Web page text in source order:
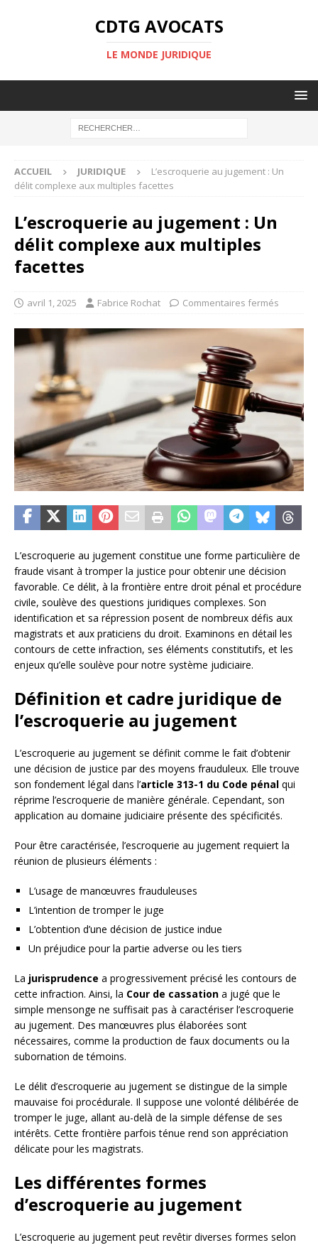
CDTG AVOCATS
LE MONDE JURIDIQUE
ACCUEIL JURIDIQUE
L’escroquerie au jugement : Un
délit complexe aux multiples facettes
L’escroquerie au jugement : Un
délit complexe aux multiples
facettes
avril 1, 2025 Fabrice Rochat Commentaires fermés
L’escroquerie au jugement constitue une forme particulière de
fraude visant à tromper la justice pour obtenir une décision
favorable. Ce délit, à la frontière entre droit pénal et procédure
civile, soulève des questions juridiques complexes. Son
identification et sa répression posent de nombreux défis aux
magistrats et aux praticiens du droit. Examinons en détail les
contours de cette infraction, ses éléments constitutifs, et les
enjeux qu’elle soulève pour notre système judiciaire.
Définition et cadre juridique de
l’escroquerie au jugement
L’escroquerie au jugement se définit comme le fait d’obtenir
une décision de justice par des moyens frauduleux. Elle trouve
son fondement légal dans l’article 313-1 du Code pénal qui
réprime l’escroquerie de manière générale. Cependant, son
application au domaine judiciaire présente des spécificités.
Pour être caractérisée, l’escroquerie au jugement requiert la
réunion de plusieurs éléments :
L’usage de manœuvres frauduleuses
L’intention de tromper le juge
L’obtention d’une décision de justice indue
Un préjudice pour la partie adverse ou les tiers
La jurisprudence a progressivement précisé les contours de
cette infraction. Ainsi, la Cour de cassation a jugé que le
simple mensonge ne suffisait pas à caractériser l’escroquerie
au jugement. Des manœuvres plus élaborées sont
nécessaires, comme la production de faux documents ou la
subornation de témoins.
Le délit d’escroquerie au jugement se distingue de la simple
mauvaise foi procédurale. Il suppose une volonté délibérée de
tromper le juge, allant au-delà de la simple défense de ses
intérêts. Cette frontière parfois ténue rend son appréciation
délicate pour les magistrats.
Les différentes formes
d’escroquerie au jugement
L’escroquerie au jugement peut revêtir diverses formes selon